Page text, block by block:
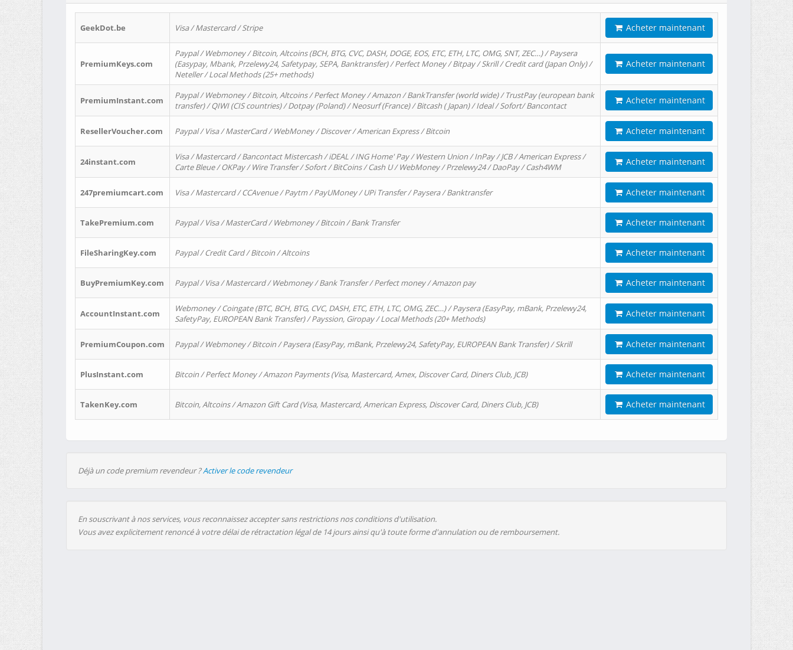
GeekDot.be Visa / Mastercard / Stripe Acheter maintenant
PremiumKeys.com
Paypal / Webmoney / Bitcoin, Altcoins (BCH, BTG, CVC, DASH, DOGE, EOS, ETC, ETH, LTC, OMG, SNT, ZEC…) / Paysera
(Easypay, Mbank, Przelewy24, Safetypay, SEPA, Banktransfer) / Perfect Money / Bitpay / Skrill / Credit card (Japan Only) /
Neteller / Local Methods (25+ methods)
Acheter maintenant
PremiumInstant.com
Paypal / Webmoney / Bitcoin, Altcoins / Perfect Money / Amazon / BankTransfer (world wide) / TrustPay (european bank
transfer) / QIWI (CIS countries) / Dotpay (Poland) / Neosurf (France) / Bitcash ( Japan) / Ideal / Sofort/ Bancontact
Acheter maintenant
ResellerVoucher.com Paypal / Visa / MasterCard / WebMoney / Discover / American Express / Bitcoin Acheter maintenant
24instant.com
Visa / Mastercard / Bancontact Mistercash / iDEAL / ING Home' Pay / Western Union / InPay / JCB / American Express /
Carte Bleue / OKPay / Wire Transfer / Sofort / BitCoins / Cash U / WebMoney / Przelewy24 / DaoPay / Cash4WM
Acheter maintenant
247premiumcart.com Visa / Mastercard / CCAvenue / Paytm / PayUMoney / UPi Transfer / Paysera / Banktransfer Acheter maintenant
TakePremium.com Paypal / Visa / MasterCard / Webmoney / Bitcoin / Bank Transfer Acheter maintenant
FileSharingKey.com Paypal / Credit Card / Bitcoin / Altcoins Acheter maintenant
BuyPremiumKey.com Paypal / Visa / Mastercard / Webmoney / Bank Transfer / Perfect money / Amazon pay Acheter maintenant
AccountInstant.com
Webmoney / Coingate (BTC, BCH, BTG, CVC, DASH, ETC, ETH, LTC, OMG, ZEC…) / Paysera (EasyPay, mBank, Przelewy24,
SafetyPay, EUROPEAN Bank Transfer) / Payssion, Giropay / Local Methods (20+ Methods)
Acheter maintenant
PremiumCoupon.com Paypal / Webmoney / Bitcoin / Paysera (EasyPay, mBank, Przelewy24, SafetyPay, EUROPEAN Bank Transfer) / Skrill Acheter maintenant
PlusInstant.com Bitcoin / Perfect Money / Amazon Payments (Visa, Mastercard, Amex, Discover Card, Diners Club, JCB) Acheter maintenant
TakenKey.com Bitcoin, Altcoins / Amazon Gift Card (Visa, Mastercard, American Express, Discover Card, Diners Club, JCB) Acheter maintenant
Déjà un code premium revendeur ?Activer le code revendeur
En souscrivant à nos services, vous reconnaissez accepter sans restrictions nos conditions d'utilisation.
Vous avez explicitement renoncé à votre délai de rétractation légal de 14 jours ainsi qu'à toute forme d'annulation ou de remboursement.